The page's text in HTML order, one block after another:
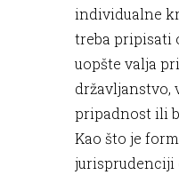
individualne
treba pripisati
uopšte valja
državljanstvo,
pripadnost ili
Kao što je
jurisprudenciji